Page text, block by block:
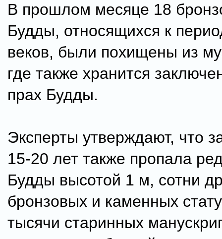
В прошлом месяце 18
Будды, относящихся к
веков, были похищены из
где также хранится
прах Будды.
Эксперты утверждают, что
15-20 лет также пропала
Будды высотой 1 м, сотни
бронзовых и каменных
тысячи старинных